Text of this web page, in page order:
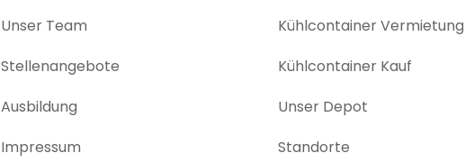
Unser Team
Stellenangebote
Ausbildung
Impressum
Kühlcontainer Vermietung
Kühlcontainer Kauf
Unser Depot
Standorte